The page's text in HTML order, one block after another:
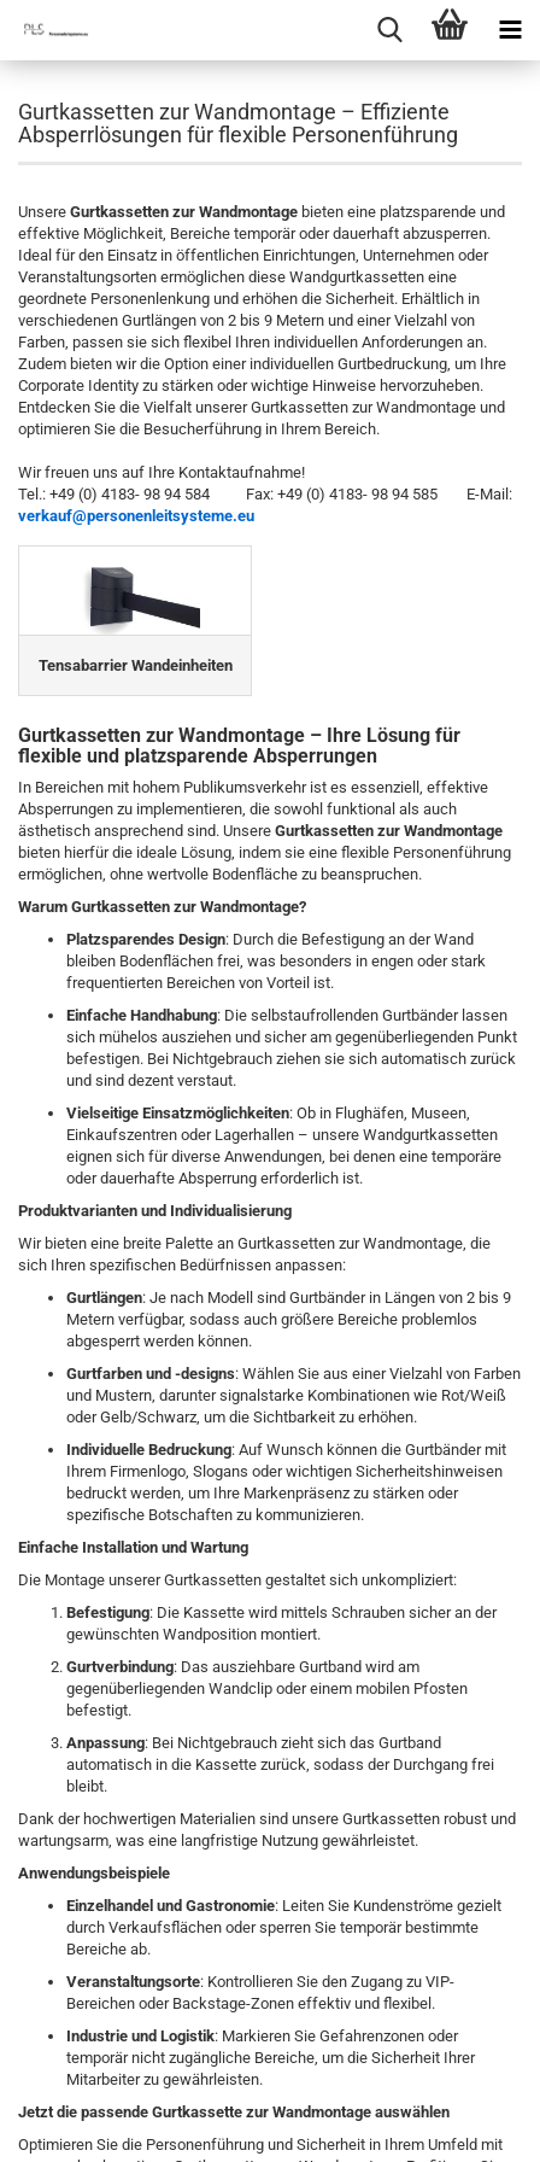
Gurtkassetten zur Wandmontage – Effiziente
Absperrlösungen für flexible Personenführung
Unsere Gurtkassetten zur Wandmontage bieten eine platzsparende und
effektive Möglichkeit, Bereiche temporär oder dauerhaft abzusperren.
Ideal für den Einsatz in öffentlichen Einrichtungen, Unternehmen oder
Veranstaltungsorten ermöglichen diese Wandgurtkassetten eine
geordnete Personenlenkung und erhöhen die Sicherheit. Erhältlich in
verschiedenen Gurtlängen von 2 bis 9 Metern und einer Vielzahl von
Farben, passen sie sich flexibel Ihren individuellen Anforderungen an.
Zudem bieten wir die Option einer individuellen Gurtbedruckung, um Ihre
Corporate Identity zu stärken oder wichtige Hinweise hervorzuheben.
Entdecken Sie die Vielfalt unserer Gurtkassetten zur Wandmontage und
optimieren Sie die Besucherführung in Ihrem Bereich.
Wir freuen uns auf Ihre Kontaktaufnahme!
Tel.: +49 (0) 4183- 98 94 584 Fax: +49 (0) 4183- 98 94 585 E-Mail:
verkauf@personenleitsysteme.eu
Tensabarrier Wandeinheiten
Gurtkassetten zur Wandmontage – Ihre Lösung für
flexible und platzsparende Absperrungen
In Bereichen mit hohem Publikumsverkehr ist es essenziell, effektive
Absperrungen zu implementieren, die sowohl funktional als auch
ästhetisch ansprechend sind. Unsere Gurtkassetten zur Wandmontage
bieten hierfür die ideale Lösung, indem sie eine flexible Personenführung
ermöglichen, ohne wertvolle Bodenfläche zu beanspruchen.
Warum Gurtkassetten zur Wandmontage?
Platzsparendes Design: Durch die Befestigung an der Wand
bleiben Bodenflächen frei, was besonders in engen oder stark
frequentierten Bereichen von Vorteil ist.
Einfache Handhabung: Die selbstaufrollenden Gurtbänder lassen
sich mühelos ausziehen und sicher am gegenüberliegenden Punkt
befestigen. Bei Nichtgebrauch ziehen sie sich automatisch zurück
und sind dezent verstaut.
Vielseitige Einsatzmöglichkeiten: Ob in Flughäfen, Museen,
Einkaufszentren oder Lagerhallen – unsere Wandgurtkassetten
eignen sich für diverse Anwendungen, bei denen eine temporäre
oder dauerhafte Absperrung erforderlich ist.
Produktvarianten und Individualisierung
Wir bieten eine breite Palette an Gurtkassetten zur Wandmontage, die
sich Ihren spezifischen Bedürfnissen anpassen:
Gurtlängen: Je nach Modell sind Gurtbänder in Längen von 2 bis 9
Metern verfügbar, sodass auch größere Bereiche problemlos
abgesperrt werden können.
Gurtfarben und -designs: Wählen Sie aus einer Vielzahl von Farben
und Mustern, darunter signalstarke Kombinationen wie Rot/Weiß
oder Gelb/Schwarz, um die Sichtbarkeit zu erhöhen.
Individuelle Bedruckung: Auf Wunsch können die Gurtbänder mit
Ihrem Firmenlogo, Slogans oder wichtigen Sicherheitshinweisen
bedruckt werden, um Ihre Markenpräsenz zu stärken oder
spezifische Botschaften zu kommunizieren.
Einfache Installation und Wartung
Die Montage unserer Gurtkassetten gestaltet sich unkompliziert:
Befestigung: Die Kassette wird mittels Schrauben sicher an der
gewünschten Wandposition montiert.
Gurtverbindung: Das ausziehbare Gurtband wird am
gegenüberliegenden Wandclip oder einem mobilen Pfosten
befestigt.
Anpassung: Bei Nichtgebrauch zieht sich das Gurtband
automatisch in die Kassette zurück, sodass der Durchgang frei
bleibt.
Dank der hochwertigen Materialien sind unsere Gurtkassetten robust und
wartungsarm, was eine langfristige Nutzung gewährleistet.
Anwendungsbeispiele
Einzelhandel und Gastronomie: Leiten Sie Kundenströme gezielt
durch Verkaufsflächen oder sperren Sie temporär bestimmte
Bereiche ab.
Veranstaltungsorte: Kontrollieren Sie den Zugang zu VIP-
Bereichen oder Backstage-Zonen effektiv und flexibel.
Industrie und Logistik: Markieren Sie Gefahrenzonen oder
temporär nicht zugängliche Bereiche, um die Sicherheit Ihrer
Mitarbeiter zu gewährleisten.
Jetzt die passende Gurtkassette zur Wandmontage auswählen
Optimieren Sie die Personenführung und Sicherheit in Ihrem Umfeld mit